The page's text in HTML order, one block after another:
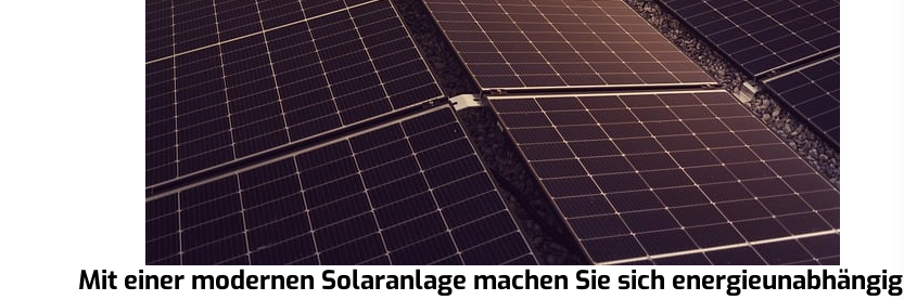
Mit einer modernen Solaranlage machen Sie sich energieunabhängig